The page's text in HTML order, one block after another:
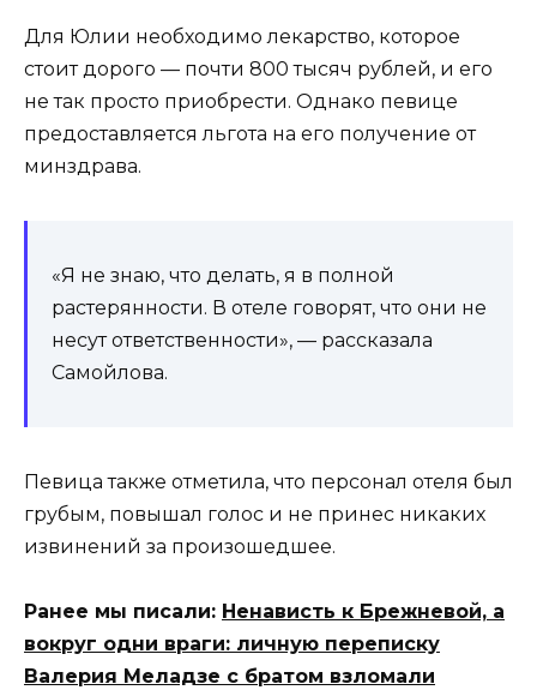
Для Юлии необходимо лекарство, которое
стоит дорого — почти 800 тысяч рублей, и его
не так просто приобрести. Однако певице
предоставляется льгота на его получение от
минздрава.
«Я не знаю, что делать, я в полной
растерянности. В отеле говорят, что они не
несут ответственности», — рассказала
Самойлова.
Певица также отметила, что персонал отеля был
грубым, повышал голос и не принес никаких
извинений за произошедшее.
Ранее мы писали: Ненависть к Брежневой, а
вокруг одни враги: личную переписку
Валерия Меладзе с братом взломали